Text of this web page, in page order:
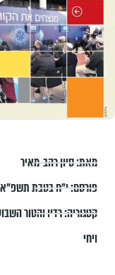
מאת:סיון רהב-מאיר
פורסם:י״ח בטבת תשפ״א –
קטגוריה:רדיו והטור
ויחי